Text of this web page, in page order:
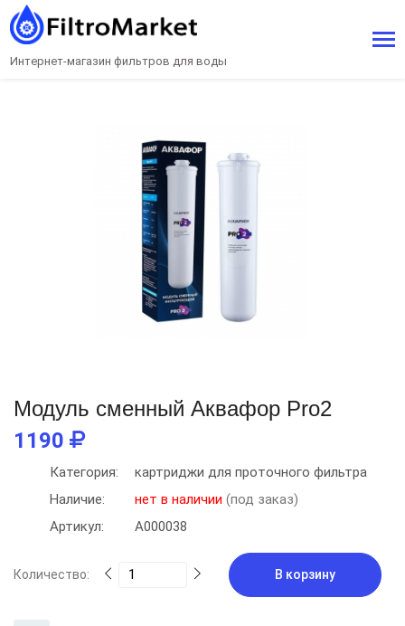
Интернет-магазин фильтров для воды
Модуль сменный Аквафор Pro2
1190
Категория:
картриджи для проточного фильтра
Наличие:
нет в наличии (под заказ)
Артикул:
А000038
Количество: В корзину